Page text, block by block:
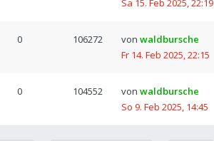
Sa 15. Feb 2025, 22:19
0 106272 von waldbursche
Fr 14. Feb 2025, 22:15
0 104552 von waldbursche
So 9. Feb 2025, 14:45